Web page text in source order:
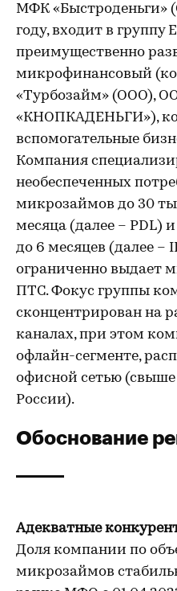
МФК «Быстроденьги»
году, входит в группу
преимущественно
микрофинансовый
«Турбозайм» (ООО),
«КНОПКАДЕНЬГИ»),
вспомогательные
Компания
необеспеченных
микрозаймов до 30
месяца (далее – PDL)
до 6 месяцев (далее –
ограниченно выдает
ПТС. Фокус группы
сконцентрирован на
каналах, при этом
офлайн-сегменте,
офисной сетью
России).
Обоснование
Адекватные
Доля компании по
микрозаймов